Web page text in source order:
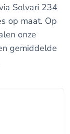
Solvari 234
op maat. Op
onze
gemiddelde